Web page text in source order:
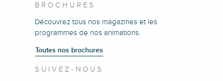
BROCHURES
Découvrez tous nos magazines et les
programmes de nos animations.
Toutes nos brochures
SUIVEZ-NOUS